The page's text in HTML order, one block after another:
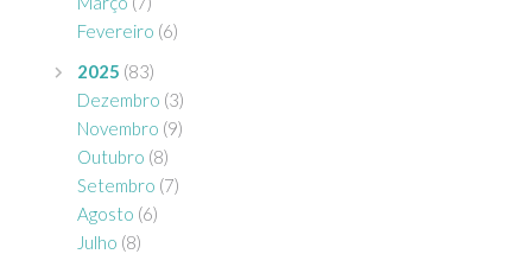
Fevereiro (6)
2025 (83)
Dezembro (3)
Novembro (9)
Outubro (8)
Setembro (7)
Agosto (6)
Julho (8)